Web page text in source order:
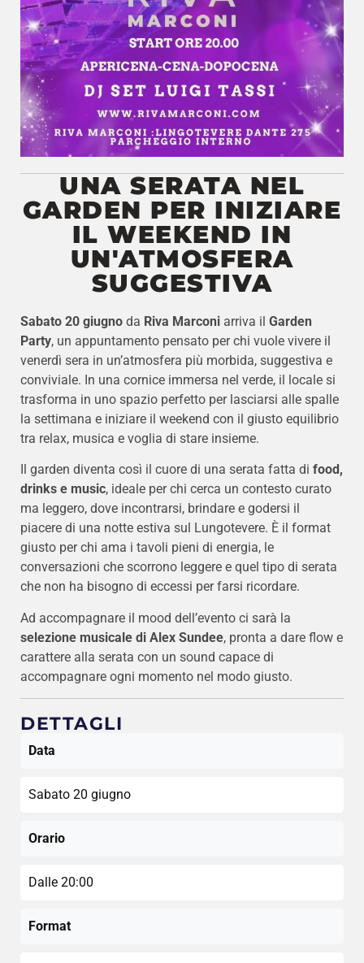
UNA SERATA NEL
GARDEN PER INIZIARE
IL WEEKEND IN
UN'ATMOSFERA
SUGGESTIVA
Sabato 20 giugno da Riva Marconi arriva il Garden
Party, un appuntamento pensato per chi vuole vivere il
venerdì sera in un’atmosfera più morbida, suggestiva e
conviviale. In una cornice immersa nel verde, il locale si
trasforma in uno spazio perfetto per lasciarsi alle spalle
la settimana e iniziare il weekend con il giusto equilibrio
tra relax, musica e voglia di stare insieme.
Il garden diventa così il cuore di una serata fatta di food,
drinks e music, ideale per chi cerca un contesto curato
ma leggero, dove incontrarsi, brindare e godersi il
piacere di una notte estiva sul Lungotevere. È il format
giusto per chi ama i tavoli pieni di energia, le
conversazioni che scorrono leggere e quel tipo di serata
che non ha bisogno di eccessi per farsi ricordare.
Ad accompagnare il mood dell’evento ci sarà la
selezione musicale di Alex Sundee, pronta a dare flow e
carattere alla serata con un sound capace di
accompagnare ogni momento nel modo giusto.
DETTAGLI
Data
Sabato 20 giugno
Orario
Dalle 20:00
Format